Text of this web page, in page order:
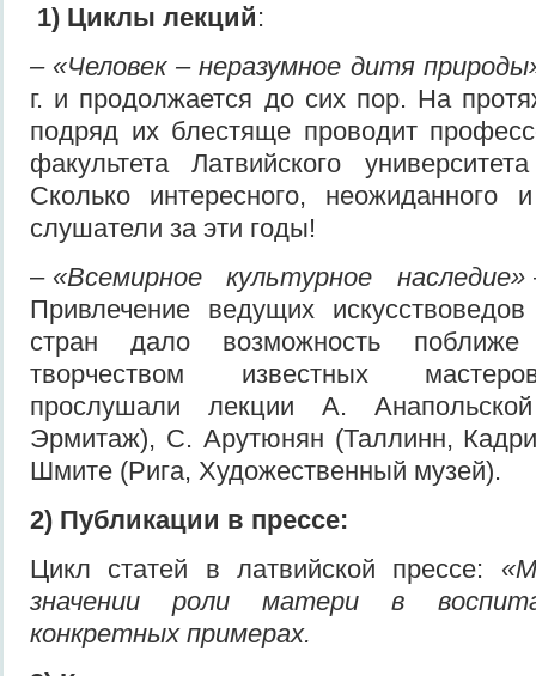
1) Циклы лекций:
– «Человек – неразумное дитя
г. и продолжается до сих пор. На
подряд их блестяще проводит
факультета Латвийского
Сколько интересного, неожиданного
слушатели за эти годы!
–«Всемирное культурное наследие»
Привлечение ведущих
стран дало возможность поближе
творчеством известных
прослушали лекции А. Анапольской
Эрмитаж), С. Арутюнян (Таллинн,
Шмите (Рига, Художественный музей).
2) Публикации в прессе:
Цикл статей в латвийской прессе:
значении роли матери в
конкретных примерах.